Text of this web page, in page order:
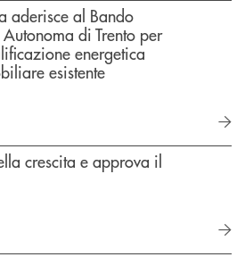
aderisce al Bando
di Trento per
energetica
esistente
crescita e approva il